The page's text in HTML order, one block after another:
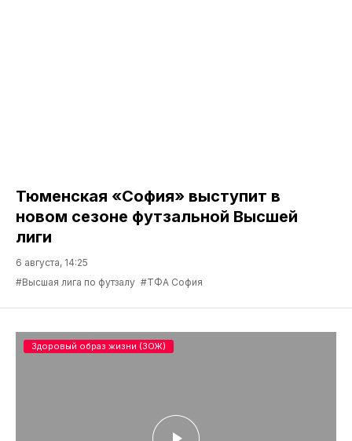
Тюменская «София» выступит в
новом сезоне футзальной Высшей
лиги
6 августа, 14:25
#Высшая лига по футзалу #ТФА София
Здоровый образ жизни (ЗОЖ)